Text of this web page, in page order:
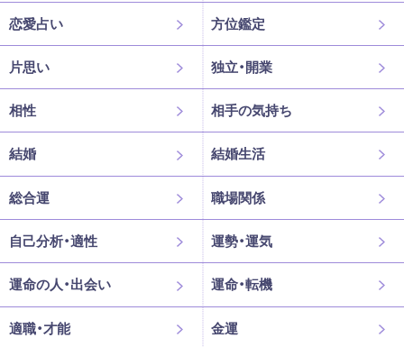
恋愛占い 方位鑑定
片思い 独立・開業
相性 相手の気持ち
結婚 結婚生活
総合運 職場関係
自己分析・適性 運勢・運気
運命の人・出会い 運命・転機
適職・才能 金運